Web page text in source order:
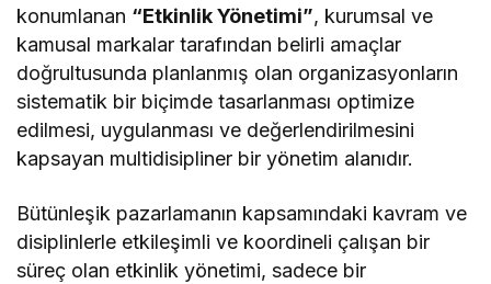
konumlanan “Etkinlik Yönetimi”, kurumsal ve
kamusal markalar tarafından belirli amaçlar
doğrultusunda planlanmış olan organizasyonların
sistematik bir biçimde tasarlanması optimize
edilmesi, uygulanması ve değerlendirilmesini
kapsayan multidisipliner bir yönetim alanıdır.
Bütünleşik pazarlamanın kapsamındaki kavram ve
disiplinlerle etkileşimli ve koordineli çalışan bir
süreç olan etkinlik yönetimi, sadece bir